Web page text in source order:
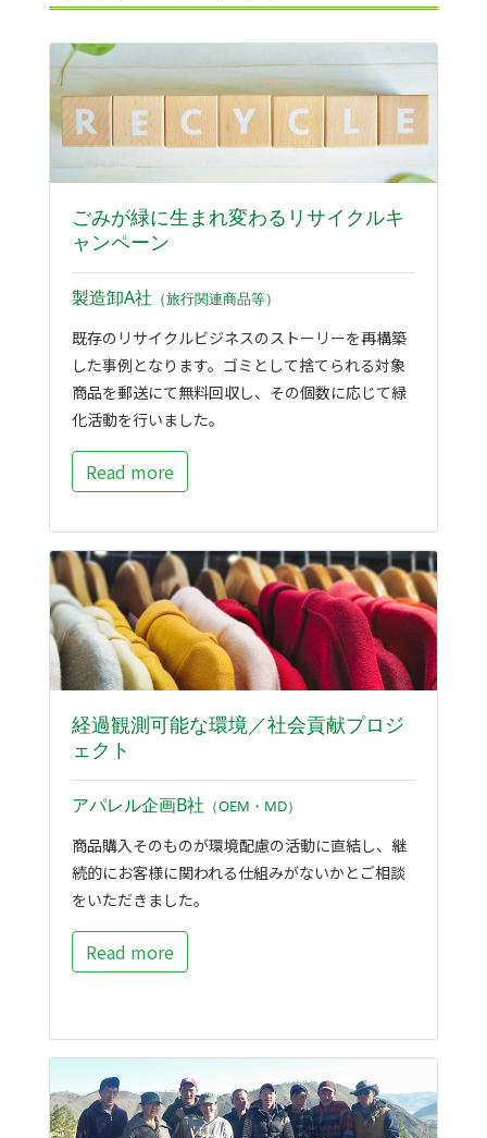
ごみが緑に生まれ変わるリサイクルキ
ャンペーン
製造卸A社 （旅行関連商品等）
既存のリサイクルビジネスのストーリーを再構築
した事例となります。ゴミとして捨てられる対象
商品を郵送にて無料回収し、その個数に応じて緑
化活動を行いました。
Read more
経過観測可能な環境／社会貢献プロジ
ェクト
アパレル企画B社 （OEM・MD）
商品購入そのものが環境配慮の活動に直結し、継
続的にお客様に関われる仕組みがないかとご相談
をいただきました。
Read more